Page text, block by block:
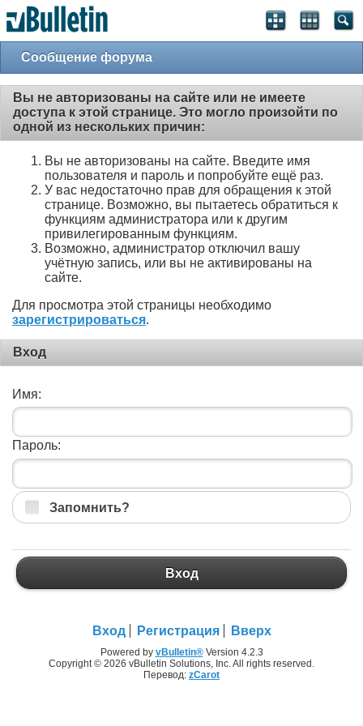
Сообщение форума
Вы не авторизованы на сайте или не имеете
доступа к этой странице. Это могло произойти по
одной из нескольких причин:
Вы не авторизованы на сайте. Введите имя
пользователя и пароль и попробуйте ещё раз.
У вас недостаточно прав для обращения к этой
странице. Возможно, вы пытаетесь обратиться к
функциям администратора или к другим
привилегированным функциям.
Возможно, администратор отключил вашу
учётную запись, или вы не активированы на
сайте.
Для просмотра этой страницы необходимо
зарегистрироваться.
Вход
Имя:
Пароль:
Запомнить?
Вход
Вход Регистрация Вверх
Powered by vBulletin®Version 4.2.3
Copyright © 2026 vBulletin Solutions, Inc. All rights reserved.
Перевод: zCarot